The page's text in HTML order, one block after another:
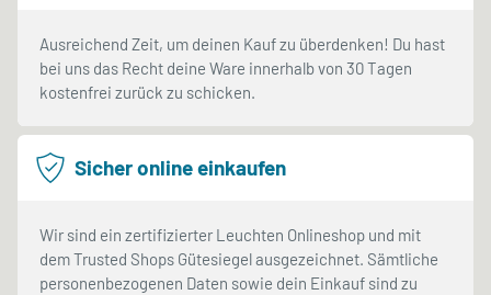
Ausreichend Zeit, um deinen Kauf zu überdenken! Du hast
bei uns das Recht deine Ware innerhalb von 30 Tagen
kostenfrei zurück zu schicken.
Sicher online einkaufen
Wir sind ein zertifizierter Leuchten Onlineshop und mit
dem Trusted Shops Gütesiegel ausgezeichnet. Sämtliche
personenbezogenen Daten sowie dein Einkauf sind zu